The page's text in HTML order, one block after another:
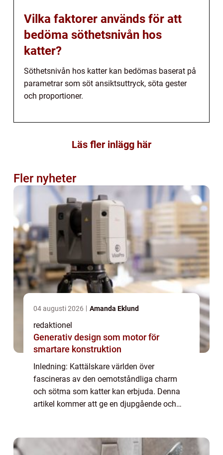
Vilka faktorer används för att
bedöma söthetsnivån hos
katter?
Söthetsnivån hos katter kan bedömas baserat på
parametrar som söt ansiktsuttryck, söta gester
och proportioner.
Läs fler inlägg här
Fler nyheter
04 augusti 2026 Amanda Eklund
redaktionel
Generativ design som motor för
smartare konstruktion
Inledning: Kattälskare världen över
fascineras av den oemotståndliga charm
och sötma som katter kan erbjuda. Denna
artikel kommer att ge en djupgående och